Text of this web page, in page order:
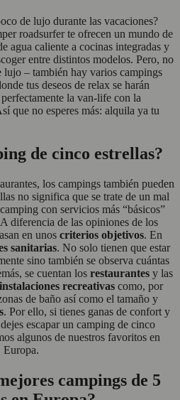
de lujo durante las vacaciones?
roadsurfer te ofrecen un mundo de
agua caliente a cocinas integradas y
entre distintos modelos. Pero, no
lujo – también hay varios campings
tus deseos de relax se harán
la van-life con la
que no esperes más: alquila ya tu
de cinco estrellas?
los campings también pueden
no significa que se trate de un mal
con servicios más “básicos”
diferencia de las opiniones de los
en unos criterios objetivos. En
sanitarias. No solo tienen que estar
sino también se observa cuántas
se cuentan los restaurantes y las
instalaciones recreativas como, por
de baño así como el tamaño y
. Por ello, si tienes ganas de confort y
escapar un camping de cinco
algunos de nuestros favoritos en
Europa.
campings de 5